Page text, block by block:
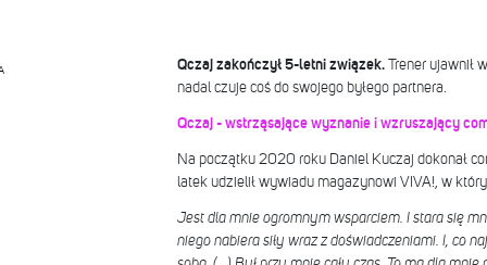
Qczaj zakończył 5-letni związek.Trener ujawnił
nadal czuje coś do swojego byłego partnera.
Qczaj - wstrząsające wyznanie i wzruszający
Na początku 2020 roku Daniel Kuczaj dokonał
latek udzielił wywiadu magazynowi VIVA!, w
Jest dla mnie ogromnym wsparciem. I stara się
niego nabiera siły wraz z doświadczeniami. I, co